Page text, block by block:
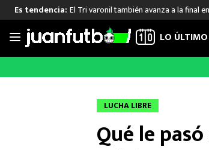
Saltar
Es tendencia: El Tri varonil también avanza a la final
LIGA MX
FUT
Las Noticias
Selección
Champions
LO ÚLTIMO
LUCHA LIBRE
Qué le